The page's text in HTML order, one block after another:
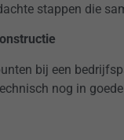
stappen die
bij een
nog in